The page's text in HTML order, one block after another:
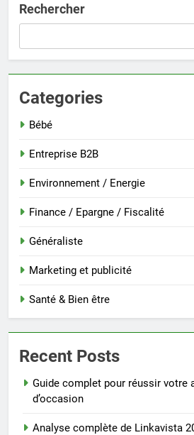
Rechercher
Categories
Bébé
Entreprise B2B
Environnement / Energie
Finance / Epargne / Fiscalité
Généraliste
Marketing et publicité
Santé & Bien être
Recent Posts
Guide complet pour réussir votre
d’occasion
Analyse complète de Linkavista